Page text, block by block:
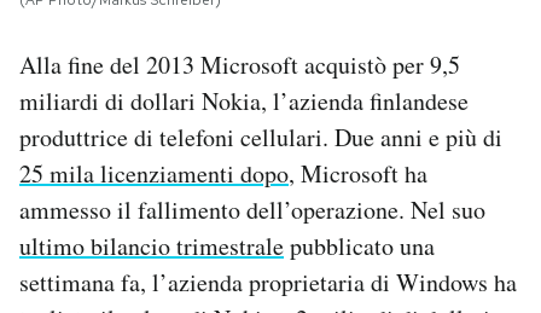
I MIEI PREFERITI
CALENDARIO
AREA PERSONALE
Area Personale
Alla fine del 2013 Microsoft acquistò per 9,5
miliardi di dollari Nokia, l’azienda finlandese
produttrice di telefoni cellulari. Due anni e più di
25 mila licenziamenti dopo, Microsoft ha
ammesso il fallimento dell’operazione. Nel suo
ultimo bilancio trimestralepubblicato una
settimana fa, l’azienda proprietaria di Windows ha